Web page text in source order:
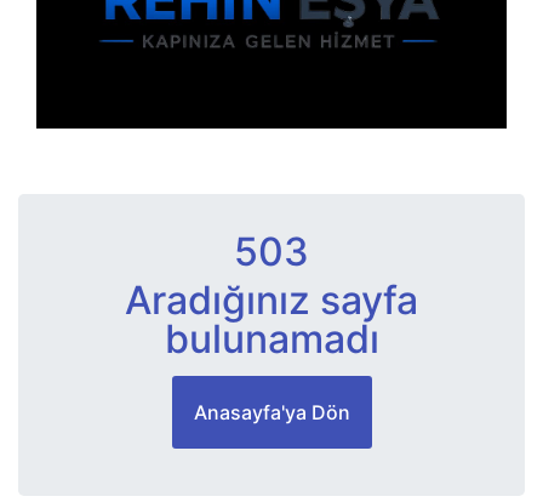
503
Aradığınız sayfa
bulunamadı
Anasayfa'ya Dön